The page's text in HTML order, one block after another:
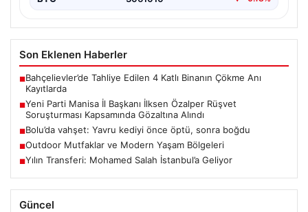
Son Eklenen Haberler
■Bahçelievler’de Tahliye Edilen 4 Katlı Binanın Çökme Anı
Kayıtlarda
■Yeni Parti Manisa İl Başkanı İlksen Özalper Rüşvet
Soruşturması Kapsamında Gözaltına Alındı
■Bolu’da vahşet: Yavru kediyi önce öptü, sonra boğdu
■Outdoor Mutfaklar ve Modern Yaşam Bölgeleri
■Yılın Transferi: Mohamed Salah İstanbul’a Geliyor
Güncel